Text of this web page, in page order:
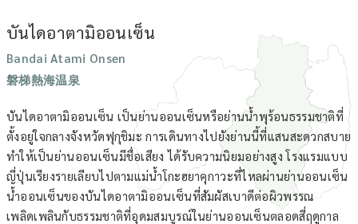
บันไดอาตามิออนเซ็น
Bandai Atami Onsen
磐梯熱海温泉
บันไดอาตามิออนเซ็น เป็นย่านออนเซ็นหรือย่านน้ำพุร้อนธรรมชาติที่
ตั้งอยู่ใจกลางจังหวัดฟุกุชิมะ การเดินทางไปยังย่านนี้ที่แสนสะดวกสบาย
ทำให้เป็นย่านออนเซ็นมีชื่อเสียง ได้รับความนิยมอย่างสูง โรงแรมแบบ
ญี่ปุ่นเรียงรายเลียบไปตามแม่น้ำโกะฮยาคุกาวะที่ไหลผ่านย่านออนเซ็น
น้ำออนเซ็นของบันไดอาตามิออนเซ็นที่สัมผัสเบาดีต่อผิวพรรณ
เพลิดเพลินกับธรรมชาติที่อุดมสมบูรณ์ในย่านออนเซ็นตลอดสี่ฤดูกาล